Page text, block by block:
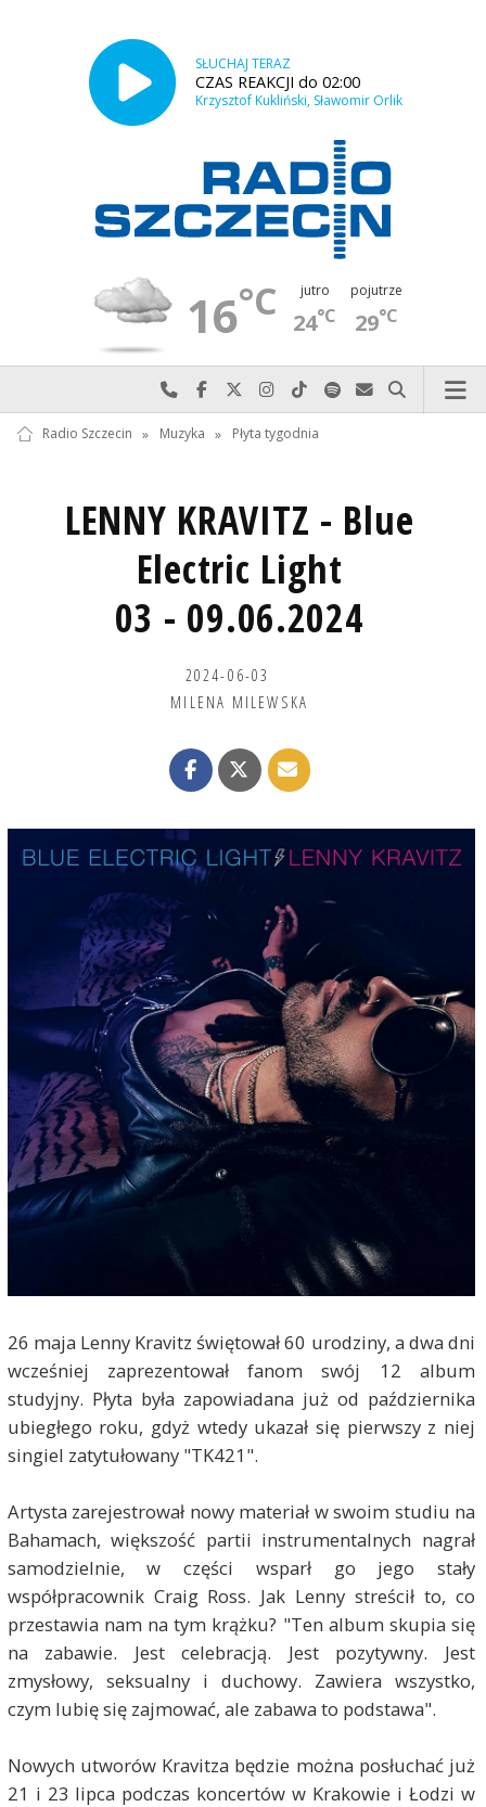
SŁUCHAJ TERAZ
CZAS REAKCJI do 02:00
Krzysztof Kukliński, Sławomir Orlik
16°C jutro
24°C
pojutrze
29°C
Najlepiej po prostu do nas zadzwoń
Odwiedź nas na Facebook-u
Odwiedź nas na X
Odwiedź nas na Instagram-ie
Odwiedź nas na TikTok-u
Szukaj nas na Spotify
Wyślij do nas
Szukaj
Radio Szczecin » Muzyka » Płyta tygodnia
LENNY KRAVITZ - Blue
Electric Light
03 - 09.06.2024
2024-06-03
MILENA MILEWSKA
26 maja Lenny Kravitz świętował 60 urodziny, a dwa dni
wcześniej zaprezentował fanom swój 12 album
studyjny. Płyta była zapowiadana już od października
ubiegłego roku, gdyż wtedy ukazał się pierwszy z niej
singiel zatytułowany "TK421".
Artysta zarejestrował nowy materiał w swoim studiu na
Bahamach, większość partii instrumentalnych nagrał
samodzielnie, w części wsparł go jego stały
współpracownik Craig Ross. Jak Lenny streścił to, co
przestawia nam na tym krążku? "Ten album skupia się
na zabawie. Jest celebracją. Jest pozytywny. Jest
zmysłowy, seksualny i duchowy. Zawiera wszystko,
czym lubię się zajmować, ale zabawa to podstawa".
Nowych utworów Kravitza będzie można posłuchać już
21 i 23 lipca podczas koncertów w Krakowie i Łodzi w